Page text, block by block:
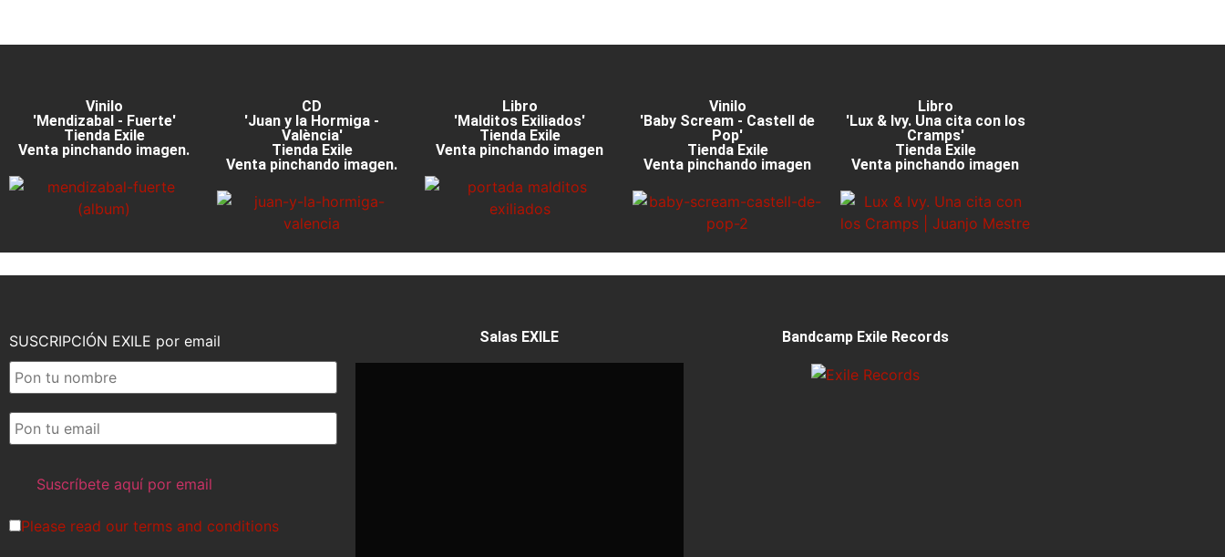
Vinilo
'Mendizabal - Fuerte'
Tienda Exile
Venta pinchando imagen.
CD
'Juan y la Hormiga -
València'
Tienda Exile
Venta pinchando imagen.
Libro
'Malditos Exiliados'
Tienda Exile
Venta pinchando imagen
Vinilo
'Baby Scream - Castell de
Pop'
Tienda Exile
Venta pinchando imagen
Libro
'Lux & Ivy. Una cita con los
Cramps'
Tienda Exile
Venta pinchando imagen
SUSCRIPCIÓN EXILE por email
Please read our terms and conditions
Salas EXILE Bandcamp Exile Records